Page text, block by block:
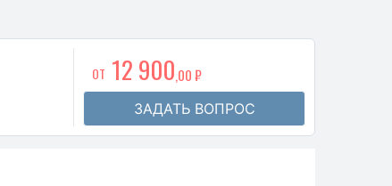
ОТ 12 900,00 ₽
ЗАДАТЬ ВОПРОС